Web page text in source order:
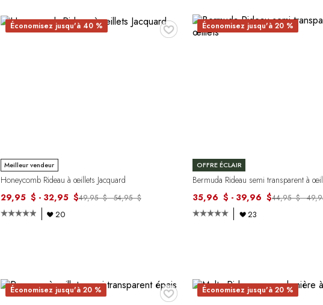
♥
Économisez jusqu'à 40 %
Meilleur vendeur
Honeycomb Rideau à œillets Jacquard
29,95 $ - 32,95 $49,95 $ - 54,95 $
20
Économisez jusqu'à 20 %
OFFRE ÉCLAIR
Bermuda Rideau semi transparent à
35,96 $ - 39,96 $44,95 $ -
23
♥
Économisez jusqu'à 20 % Économisez jusqu'à 20 %